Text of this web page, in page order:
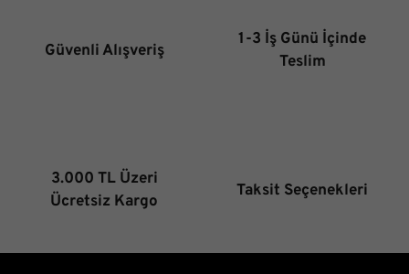
Ürün fiyatı diğer sitelerden daha pahalı.
Güvenli Alışveriş
1-3 İş Günü İçinde
Teslim
3.000 TL Üzeri
Ücretsiz Kargo
Taksit Seçenekleri